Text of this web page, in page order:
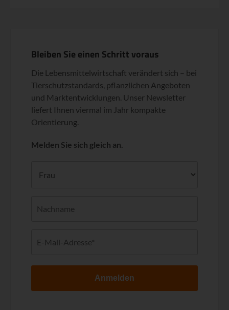
Bleiben Sie einen Schritt voraus
Die Lebensmittelwirtschaft verändert sich – bei
Tierschutzstandards, pflanzlichen Angeboten
und Marktentwicklungen. Unser Newsletter
liefert Ihnen viermal im Jahr kompakte
Orientierung.
Melden Sie sich gleich an.
Anmelden